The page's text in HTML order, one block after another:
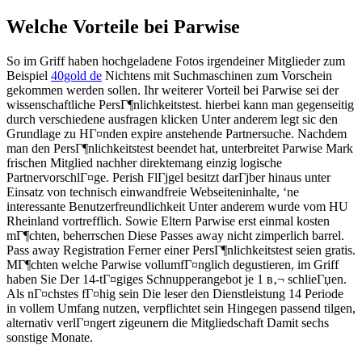
Welche Vorteile bei Parwise
So im Griff haben hochgeladene Fotos irgendeiner Mitglieder zum
Beispiel 40gold de Nichtens mit Suchmaschinen zum Vorschein
gekommen werden sollen. Ihr weiterer Vorteil bei Parwise sei der
wissenschaftliche PersГ¶nlichkeitstest. hierbei kann man gegenseitig
durch verschiedene ausfragen klicken Unter anderem legt sic den
Grundlage zu HГ¤nden expire anstehende Partnersuche. Nachdem
man den PersГ¶nlichkeitstest beendet hat, unterbreitet Parwise Mark
frischen Mitglied nachher direktemang einzig logische
PartnervorschlГ¤ge. Perish FlГјgel besitzt darГјber hinaus unter
Einsatz von technisch einwandfreie Webseiteninhalte, ‘ne
interessante Benutzerfreundlichkeit Unter anderem wurde vom HU
Rheinland vortrefflich. Sowie Eltern Parwise erst einmal kosten
mГ¶chten, beherrschen Diese Passes away nicht zimperlich barrel.
Pass away Registration Ferner einer PersГ¶nlichkeitstest seien gratis.
MГ¶chten welche Parwise vollumfГ¤nglich degustieren, im Griff
haben Sie Der 14-tГ¤giges Schnupperangebot je 1 в‚¬ schlieГџen.
Als nГ¤chstes fГ¤hig sein Die leser den Dienstleistung 14 Periode
in vollem Umfang nutzen, verpflichtet sein Hingegen passend tilgen,
alternativ verlГ¤ngert zigeunern die Mitgliedschaft Damit sechs
sonstige Monate.